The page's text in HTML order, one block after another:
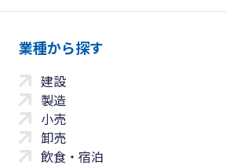
業種から探す
建設
製造
小売
卸売
飲食・宿泊